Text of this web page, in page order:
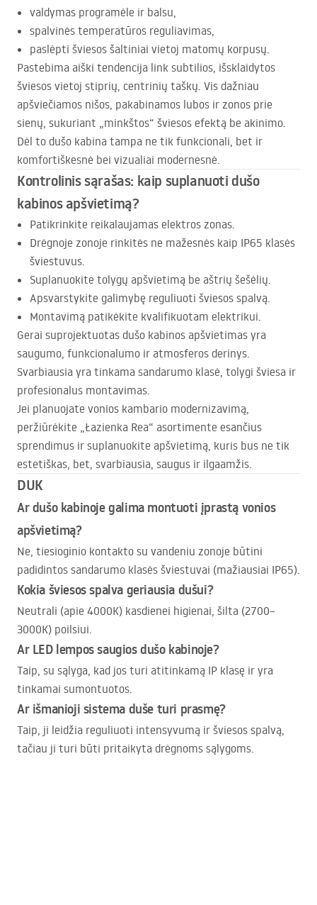
valdymas programėle ir balsu,
spalvinės temperatūros reguliavimas,
paslėpti šviesos šaltiniai vietoj matomų korpusų.
Pastebima aiški tendencija link subtilios, išsklaidytos
šviesos vietoj stiprių, centrinių taškų. Vis dažniau
apšviečiamos nišos, pakabinamos lubos ir zonos prie
sienų, sukuriant „minkštos“ šviesos efektą be akinimo.
Dėl to dušo kabina tampa ne tik funkcionali, bet ir
komfortiškesnė bei vizualiai modernesnė.
Kontrolinis sąrašas: kaip suplanuoti dušo
kabinos apšvietimą?
Patikrinkite reikalaujamas elektros zonas.
Drėgnoje zonoje rinkitės ne mažesnės kaip IP65 klasės
šviestuvus.
Suplanuokite tolygų apšvietimą be aštrių šešėlių.
Apsvarstykite galimybę reguliuoti šviesos spalvą.
Montavimą patikėkite kvalifikuotam elektrikui.
Gerai suprojektuotas dušo kabinos apšvietimas yra
saugumo, funkcionalumo ir atmosferos derinys.
Svarbiausia yra tinkama sandarumo klasė, tolygi šviesa ir
profesionalus montavimas.
Jei planuojate vonios kambario modernizavimą,
peržiūrėkite „Łazienka Rea“ asortimente esančius
sprendimus ir suplanuokite apšvietimą, kuris bus ne tik
estetiškas, bet, svarbiausia, saugus ir ilgaamžis.
DUK
Ar dušo kabinoje galima montuoti įprastą vonios
apšvietimą?
Ne, tiesioginio kontakto su vandeniu zonoje būtini
padidintos sandarumo klasės šviestuvai (mažiausiai IP65).
Kokia šviesos spalva geriausia dušui?
Neutrali (apie 4000K) kasdienei higienai, šilta (2700–
3000K) poilsiui.
Ar LEDlempos saugios dušo kabinoje?
Taip, su sąlyga, kad jos turi atitinkamą IP klasę ir yra
tinkamai sumontuotos.
Ar išmanioji sistema duše turi prasmę?
Taip, ji leidžia reguliuoti intensyvumą ir šviesos spalvą,
tačiau ji turi būti pritaikyta drėgnoms sąlygoms.